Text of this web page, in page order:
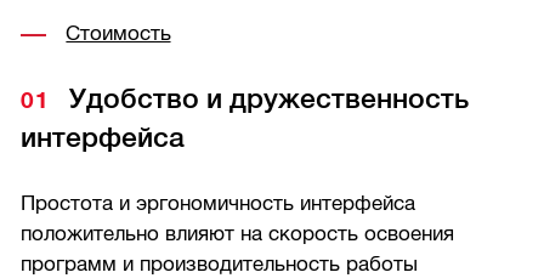
Стоимость
Удобство и дружественность
интерфейса
Простота и эргономичность интерфейса
положительно влияют на скорость освоения
программ и производительность работы